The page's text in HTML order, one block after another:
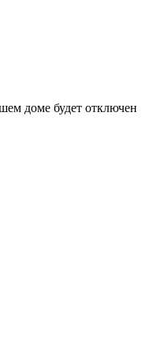
доме будет отключен